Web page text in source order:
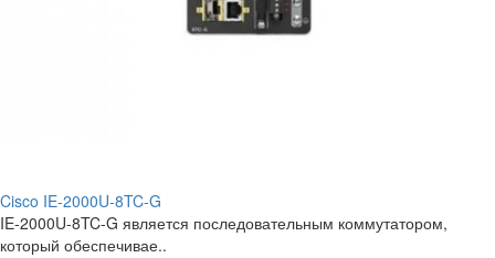
Cisco IE-2000U-8TC-G
IE-2000U-8TC-G является последовательным коммутатором,
который обеспечивае..